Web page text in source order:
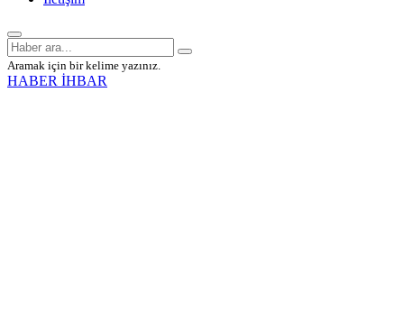
Aramak için bir kelime yazınız.
HABER İHBAR